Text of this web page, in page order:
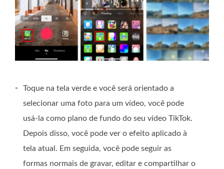
-
Toque na tela verde e você será orientado a
selecionar uma foto para um vídeo, você pode
usá-la como plano de fundo do seu vídeo TikTok.
Depois disso, você pode ver o efeito aplicado à
tela atual. Em seguida, você pode seguir as
formas normais de gravar, editar e compartilhar o